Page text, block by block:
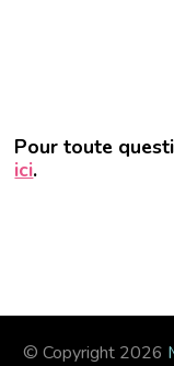
Pour toute
ici.
© Copyright 2026